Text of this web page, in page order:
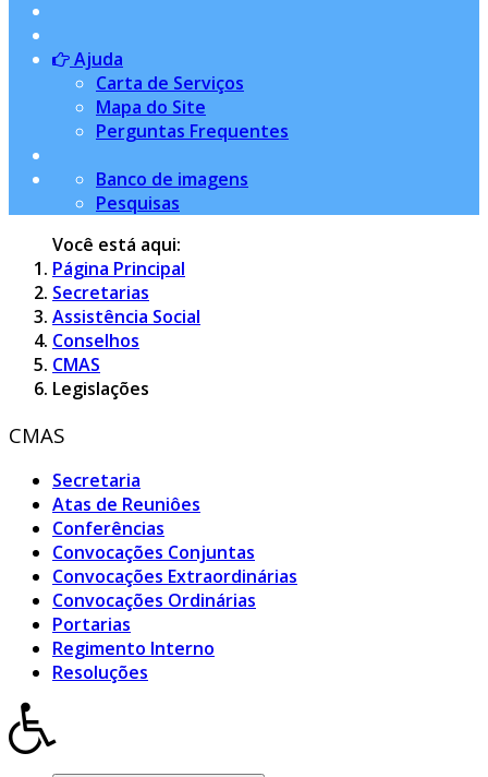
Ajuda
Carta de Serviços
Mapa do Site
Perguntas Frequentes
Banco de imagens
Pesquisas
Você está aqui:
Página Principal
Secretarias
Assistência Social
Conselhos
CMAS
Legislações
CMAS
Secretaria
Atas de Reuniôes
Conferências
Convocações Conjuntas
Convocações Extraordinárias
Convocações Ordinárias
Portarias
Regimento Interno
Resoluções